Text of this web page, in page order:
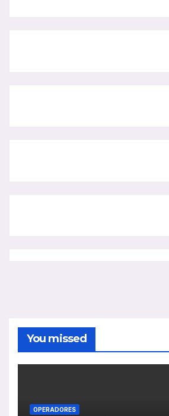
You missed
OPERADORES